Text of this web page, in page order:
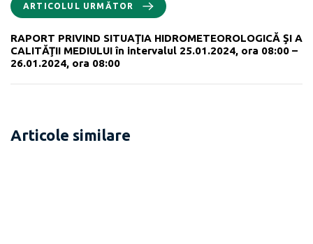
ARTICOLUL URMĂTOR
RAPORT PRIVIND SITUAŢIA HIDROMETEOROLOGICĂ ŞI A
CALITĂŢII MEDIULUI în intervalul 25.01.2024, ora 08:00 –
26.01.2024, ora 08:00
Articole similare